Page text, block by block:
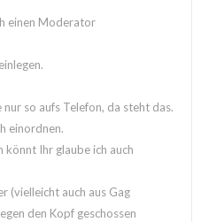
einen Moderator
so aufs Telefon, da steht das.
einordnen.
könnt Ihr glaube ich auch
(vielleicht auch aus Gag
den Kopf geschossen